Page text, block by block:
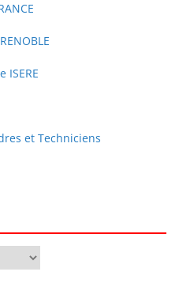
ISERE
et Techniciens